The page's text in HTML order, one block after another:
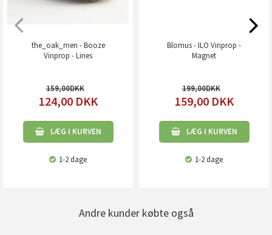
the_oak_men - Booze
Vinprop - Lines
159,00
124,00 DKK
LÆG I KURVEN
1-2 dage
Blomus - ILO Vinprop -
Magnet
199,00
159,00 DKK
LÆG I KURVEN
1-2 dage
Andre kunder købte også